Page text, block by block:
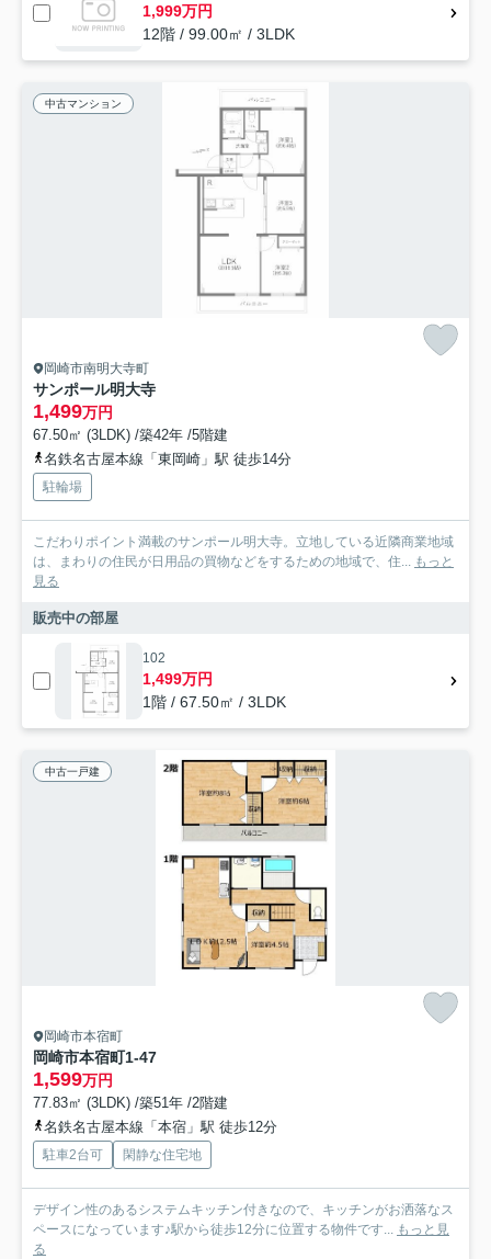
1,999万円
12階 / 99.00㎡ / 3LDK
中古マンション
岡崎市南明大寺町
サンポール明大寺
1,499万円
67.50㎡ (3LDK) /築42年 /5階建
名鉄名古屋本線「東岡崎」駅 徒歩14分
駐輪場
こだわりポイント満載のサンポール明大寺。立地している近隣商業地域
は、まわりの住民が日用品の買物などをするための地域で、住... もっと
見る
販売中の部屋
102
1,499万円
1階 / 67.50㎡ / 3LDK
中古一戸建
岡崎市本宿町
岡崎市本宿町1-47
1,599万円
77.83㎡ (3LDK) /築51年 /2階建
名鉄名古屋本線「本宿」駅 徒歩12分
駐車2台可 閑静な住宅地
デザイン性のあるシステムキッチン付きなので、キッチンがお洒落なス
ペースになっています♪駅から徒歩12分に位置する物件です... もっと見
る